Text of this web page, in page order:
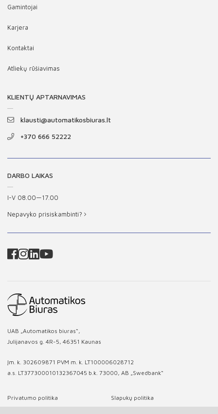
Gamintojai
Karjera
Kontaktai
Atliekų rūšiavimas
KLIENTŲ APTARNAVIMAS
klausti@automatikosbiuras.lt
+370 666 52222
DARBO LAIKAS
I-V 08.00—17.00
Nepavyko prisiskambinti?
UAB „Automatikos biuras“,
Julijanavos g. 4R-5, 46351 Kaunas
Įm. k. 302609871 PVM m. k. LT100006028712
a.s. LT377300010132367045 b.k. 73000, AB „Swedbank“
Privatumo politika Slapukų politika